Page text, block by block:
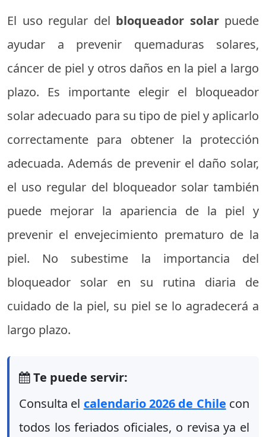
El uso regular del bloqueador solarpuede
ayudar a prevenir quemaduras solares,
cáncer de piel y otros daños en la piel a largo
plazo. Es importante elegir el bloqueador
solar adecuado para su tipo de piel y aplicarlo
correctamente para obtener la protección
adecuada. Además de prevenir el daño solar,
el uso regular del bloqueador solar también
puede mejorar la apariencia de la piel y
prevenir el envejecimiento prematuro de la
piel. No subestime la importancia del
bloqueador solar en su rutina diaria de
cuidado de la piel, su piel se lo agradecerá a
largo plazo.
Te puede servir:
Consulta el calendario 2026 de Chile con
todos los feriados oficiales, o revisa ya el